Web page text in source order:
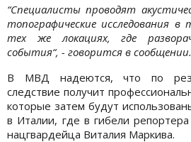
“Специалисты проводят
топографические исследования
тех же локациях, где
события“, - говорится в сообщении.
В МВД надеются, что по
следствие получит
которые затем будут
в Италии, где в гибели
нацгвардейца Виталия Маркива.